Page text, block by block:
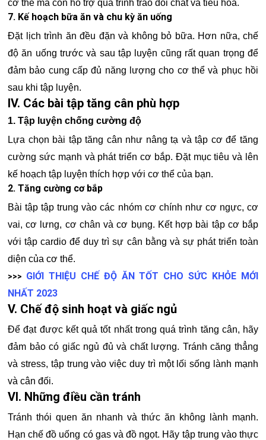
cơ thể mà còn hỗ trợ quá trình trao đổi chất và tiêu hóa.
7. Kế hoạch bữa ăn và chu kỳ ăn uống
Đặt lịch trình ăn đều đặn và không bỏ bữa. Hơn nữa, chế
độ ăn uống trước và sau tập luyện cũng rất quan trọng để
đảm bảo cung cấp đủ năng lượng cho cơ thể và phục hồi
sau khi tập luyện.
IV. Các bài tập tăng cân phù hợp
1. Tập luyện chống cường độ
Lựa chọn bài tập tăng cân như nâng tạ và tập cơ để tăng
cường sức mạnh và phát triển cơ bắp. Đặt mục tiêu và lên
kế hoạch tập luyện thích hợp với cơ thể của bạn.
2. Tăng cường cơ bắp
Bài tập tập trung vào các nhóm cơ chính như cơ ngực, cơ
vai, cơ lưng, cơ chân và cơ bụng. Kết hợp bài tập cơ bắp
với tập cardio để duy trì sự cân bằng và sự phát triển toàn
diện của cơ thể.
>>> GIỚI THIỆU CHẾ ĐỘ ĂN TỐT CHO SỨC KHỎE MỚI
NHẤT 2023
V. Chế độ sinh hoạt và giấc ngủ
Để đạt được kết quả tốt nhất trong quá trình tăng cân, hãy
đảm bảo có giấc ngủ đủ và chất lượng. Tránh căng thẳng
và stress, tập trung vào việc duy trì một lối sống lành mạnh
và cân đối.
VI. Những điều cần tránh
Tránh thói quen ăn nhanh và thức ăn không lành mạnh.
Hạn chế đồ uống có gas và đồ ngọt. Hãy tập trung vào thực